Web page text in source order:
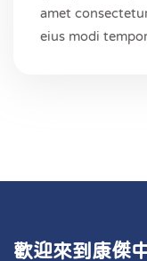
amet
eius modi
歡迎來到康傑